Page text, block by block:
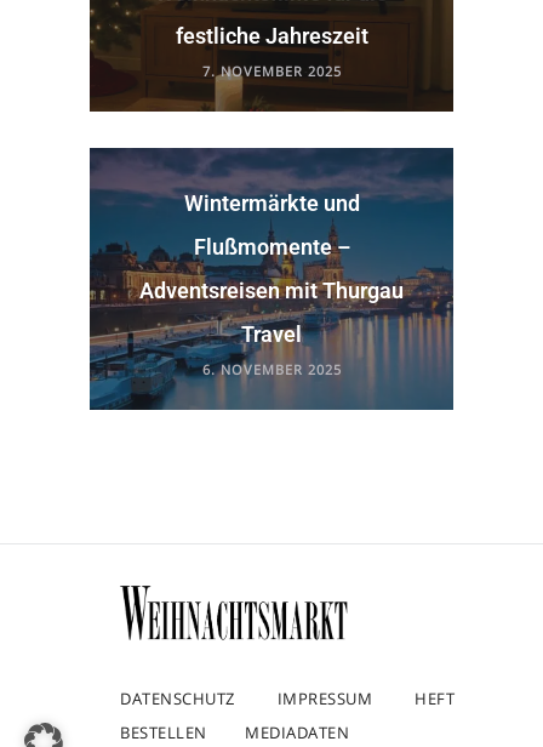
festliche Jahreszeit
7. NOVEMBER 2025
Wintermärkte und
Flußmomente –
Adventsreisen mit Thurgau
Travel
6. NOVEMBER 2025
DATENSCHUTZ IMPRESSUM
HEFT
BESTELLEN
MEDIADATEN